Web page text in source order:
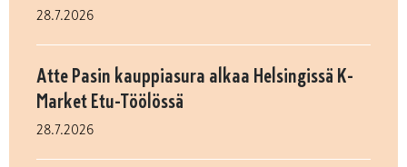
28.7.2026
Atte Pasin kauppiasura alkaa Helsingissä K-
Market Etu-Töölössä
28.7.2026